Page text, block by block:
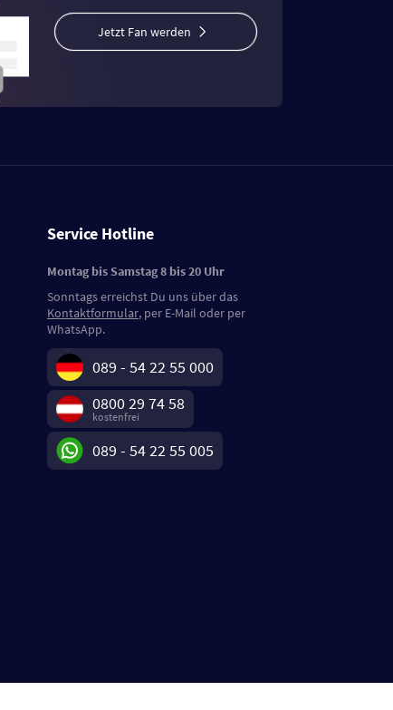
Jetzt Fan werden
Service Hotline
Montag bis Samstag 8 bis 20 Uhr
Sonntags erreichst Du uns über das
Kontaktformular, per E-Mail oder per
WhatsApp.
089 - 54 22 55 000
0800 29 74 58
kostenfrei
089 - 54 22 55 005